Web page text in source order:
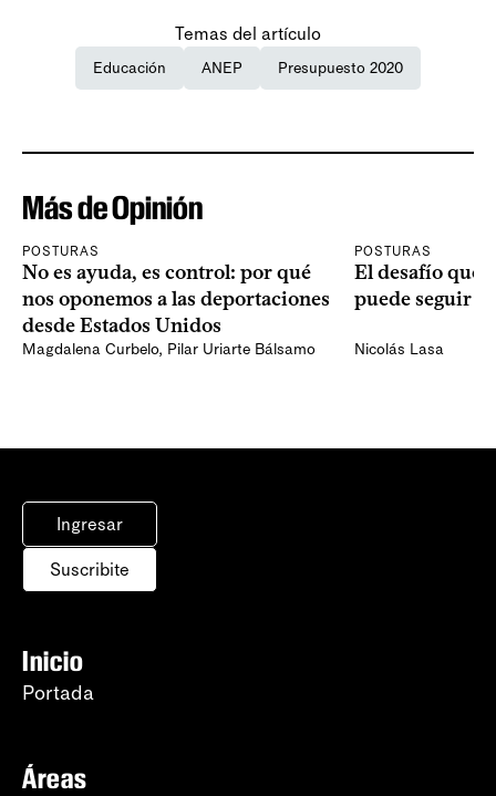
Temas del artículo
Educación ANEP Presupuesto 2020
Más de Opinión
POSTURAS
No es ayuda, es control: por qué
nos oponemos a las deportaciones
desde Estados Unidos
Magdalena Curbelo, Pilar Uriarte Bálsamo
POSTURAS
El desafío que
puede seguir
Nicolás Lasa
Ingresar
Suscribite
Inicio
Portada
Áreas